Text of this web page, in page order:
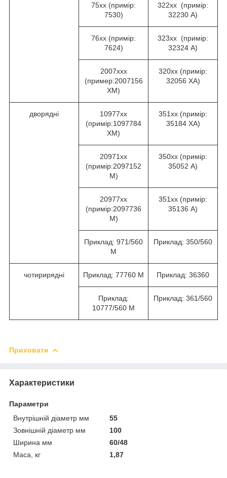
75хх (примір:
7530)
322хх (примір:
32230 А)
76хх (примір:
7624)
323хх (примір:
32324 А)
2007ххх
(пример:2007156
ХМ)
320хх (примір:
32056 ХА)
дворядні
10977хх
(примір:1097784
ХМ)
351хх (примір:
35184 ХА)
20971хх
(примір:2097152
М)
350хх (примір:
35052 А)
20977хх
(примір:2097736
М)
351хх (примір:
35136 А)
Приклад: 971/560
М
Приклад: 350/560
чотирирядні Приклад: 77760 М Приклад: 36360
Приклад:
10777/560 М
Приклад: 361/560
Приховати
Характеристики
Параметри
Внутрішній діаметр мм
55
Зовнішній діаметр мм
100
Ширина мм
60/48
Маса, кг
1,87